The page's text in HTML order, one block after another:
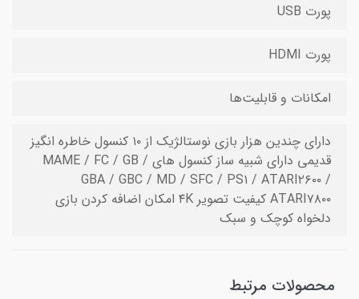
پورت USB
پورت HDMI
امکانات و قابلیت‌ها
دارای چندین هزار بازی نوستالژیک از ۱۰ کنسول خاطره انگیز
قدیمی دارای شبیه ساز کنسول های MAME / FC / GB /
GBA / GBC / MD / SFC / PS۱ / ATARI۲۶۰۰ /
ATARI۷۸۰۰ کیفیت تصویر ۴K امکان اضافه کردن بازی
دلخواه کوچک و سبک
محصولات مرتبط